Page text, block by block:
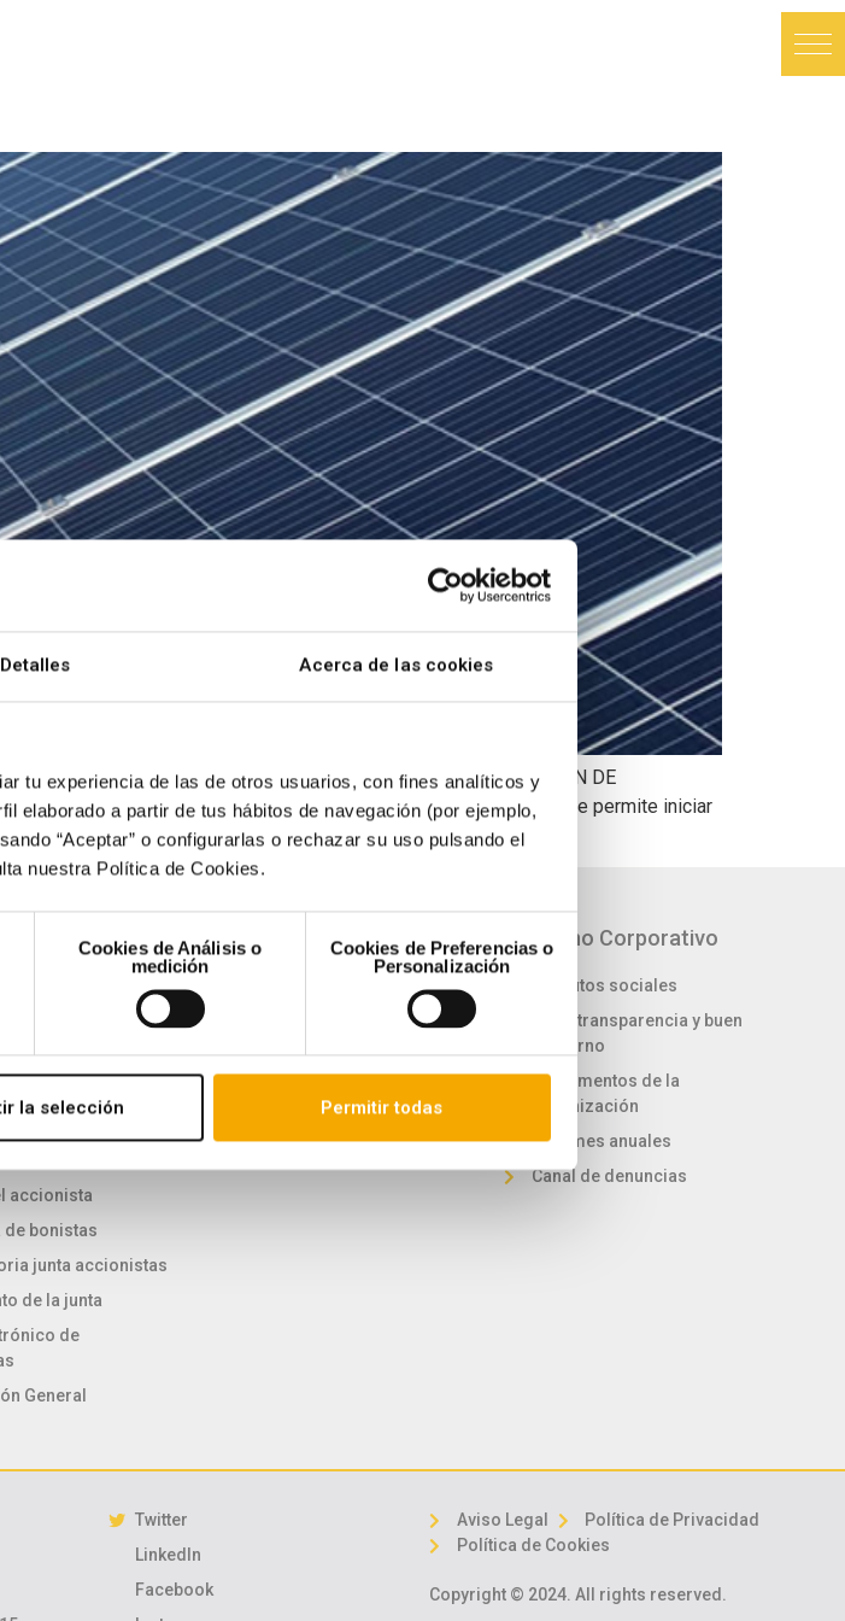
Detalles Acerca de las cookies
tu experiencia de las de otros usuarios, con fines analíticos y
elaborado a partir de tus hábitos de navegación (por ejemplo,
“Aceptar” o configurarlas o rechazar su uso pulsando el
nuestra Política de Cookies.
Cookies de Análisis o
medición
Cookies de Preferencias o
Personalización
la selección Permitir todas
Arenales AUDAX RENOVABLES CONSIGUE LA AUTORIZACIÓN DE
administrativa y de construcción de Los Arenales lo que le permite iniciar
energético […]
e Inversores
económica
verde
accionista
de bonistas
junta accionistas
de la junta
de
General
Sostenibilidad
Gestión y desarrollo sostenible
Gobierno Corporativo
Estatutos sociales
Ética, transparencia y buen
gobierno
Reglamentos de la
organización
Informes anuales
Canal de denuncias
Twitter
LinkedIn
Facebook
Aviso Legal
Política de Privacidad
Política de Cookies
Copyright © 2024. All rights reserved.